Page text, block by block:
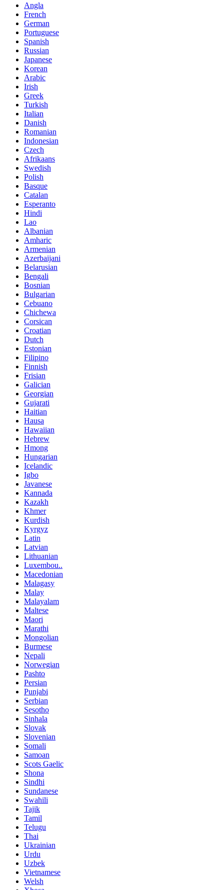
Angla
French
German
Portuguese
Spanish
Russian
Japanese
Korean
Arabic
Irish
Greek
Turkish
Italian
Danish
Romanian
Indonesian
Czech
Afrikaans
Swedish
Polish
Basque
Catalan
Esperanto
Hindi
Lao
Albanian
Amharic
Armenian
Azerbaijani
Belarusian
Bengali
Bosnian
Bulgarian
Cebuano
Chichewa
Corsican
Croatian
Dutch
Estonian
Filipino
Finnish
Frisian
Galician
Georgian
Gujarati
Haitian
Hausa
Hawaiian
Hebrew
Hmong
Hungarian
Icelandic
Igbo
Javanese
Kannada
Kazakh
Khmer
Kurdish
Kyrgyz
Latin
Latvian
Lithuanian
Luxembou..
Macedonian
Malagasy
Malay
Malayalam
Maltese
Maori
Marathi
Mongolian
Burmese
Nepali
Norwegian
Pashto
Persian
Punjabi
Serbian
Sesotho
Sinhala
Slovak
Slovenian
Somali
Samoan
Scots Gaelic
Shona
Sindhi
Sundanese
Swahili
Tajik
Tamil
Telugu
Thai
Ukrainian
Urdu
Uzbek
Vietnamese
Welsh